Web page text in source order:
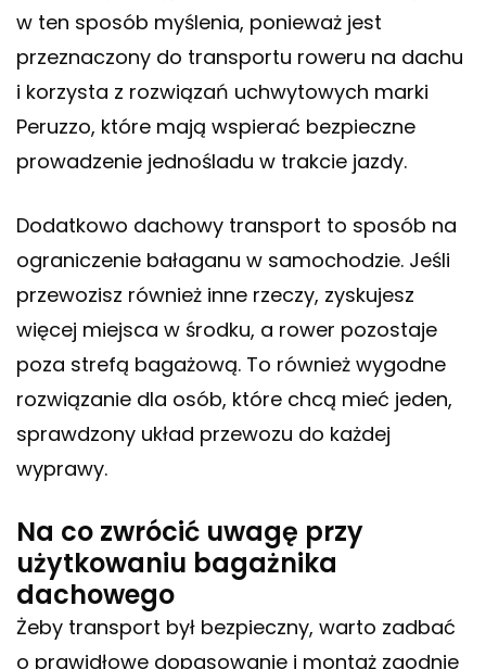
w ten sposób myślenia, ponieważ jest
przeznaczony do transportu roweru na dachu
i korzysta z rozwiązań uchwytowych marki
Peruzzo, które mają wspierać bezpieczne
prowadzenie jednośladu w trakcie jazdy.
Dodatkowo dachowy transport to sposób na
ograniczenie bałaganu w samochodzie. Jeśli
przewozisz również inne rzeczy, zyskujesz
więcej miejsca w środku, a rower pozostaje
poza strefą bagażową. To również wygodne
rozwiązanie dla osób, które chcą mieć jeden,
sprawdzony układ przewozu do każdej
wyprawy.
Na co zwrócić uwagę przy
użytkowaniu bagażnika
dachowego
Żeby transport był bezpieczny, warto zadbać
o prawidłowe dopasowanie i montaż zgodnie